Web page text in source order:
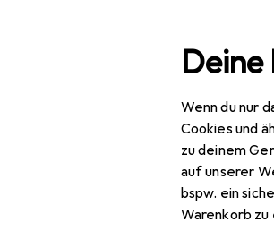
Wenn du nur
Cookies und
zu deinem
auf unserer
bspw. ein
Warenkorb zu
Navigation nach KategorienIT +